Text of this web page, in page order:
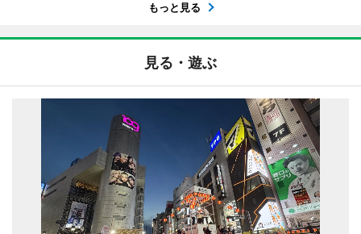
もっと見る
見る・遊ぶ